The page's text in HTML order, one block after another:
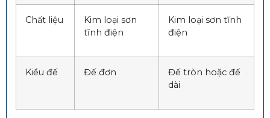
Chất liệu
Kim loại sơn
tĩnh điện
Kim loại sơn tĩnh
điện
Kiểu đế Đế đơn
Đế tròn hoặc đế
dài